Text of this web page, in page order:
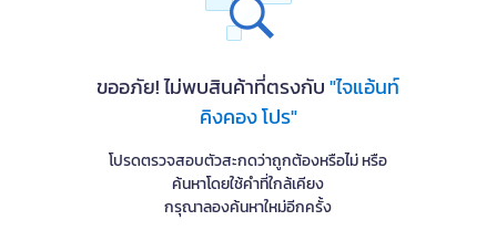
ขออภัย! ไม่พบสินค้าที่ตรงกับ"ไจแอ้นท์
คิงคอง โปร"
โปรดตรวจสอบตัวสะกดว่าถูกต้องหรือไม่ หรือ
ค้นหาโดยใช้คำที่ใกล้เคียง
กรุณาลองค้นหาใหม่อีกครั้ง